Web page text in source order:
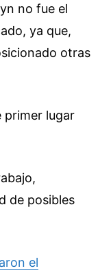
no fue el
ya que,
otras
primer lugar
de posibles
el